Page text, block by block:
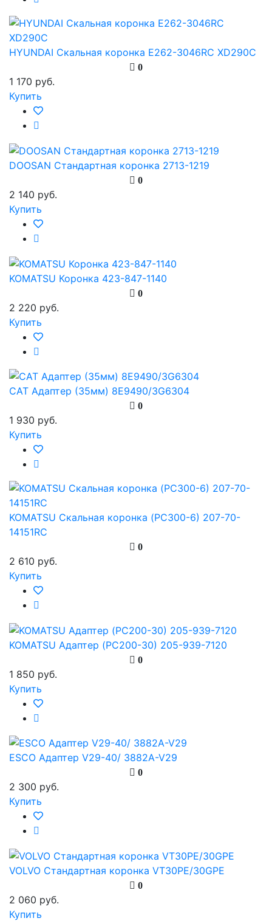
HYUNDAI Скальная коронка E262-3046RC XD290C
0
1 170 руб.
Купить
DOOSAN Стандартная коронка 2713-1219
0
2 140 руб.
Купить
KOMATSU Коронка 423-847-1140
0
2 220 руб.
Купить
CAT Адаптер (35мм) 8E9490/3G6304
0
1 930 руб.
Купить
KOMATSU Скальная коронка (PC300-6) 207-70-
14151RC
0
2 610 руб.
Купить
KOMATSU Адаптер (PC200-30) 205-939-7120
0
1 850 руб.
Купить
ESCO Адаптер V29-40/ 3882A-V29
0
2 300 руб.
Купить
VOLVO Стандартная коронка VT30PE/30GPE
0
2 060 руб.
Купить